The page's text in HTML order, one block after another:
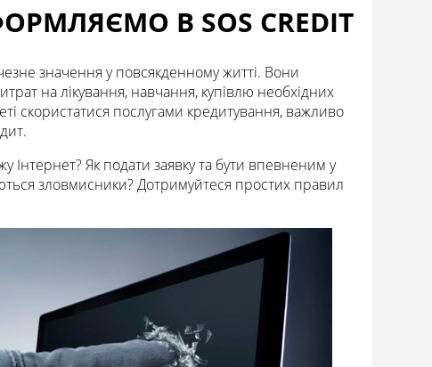
В SOS CREDIT
значення у повсякденному житті. Вони
на лікування, навчання, купівлю необхідних
скористатися послугами кредитування, важливо
Інтернет? Як подати заявку та бути впевненим у
зловмисники? Дотримуйтеся простих правил